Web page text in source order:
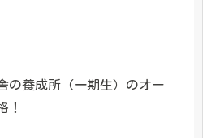
の養成所（一期生）のオー
！